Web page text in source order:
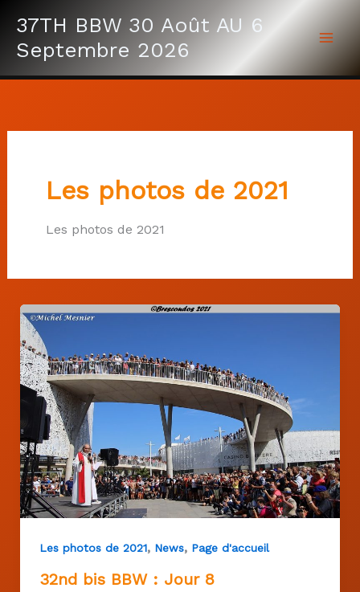
contenu
37TH BBW 30 Août AU 6
Septembre 2026
Les photos de 2021
Les photos de 2021
Les photos de 2021, News, Page d'accueil
32nd bis BBW : Jour 8